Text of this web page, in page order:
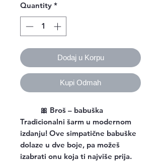
Quantity *
Dodaj u Korpu
Kupi Odmah
🎀 Broš – babuška
Tradicionalni šarm u modernom
izdanju! Ove simpatične babuške
dolaze u dve boje, pa možeš
izabrati onu koja ti najviše prija.